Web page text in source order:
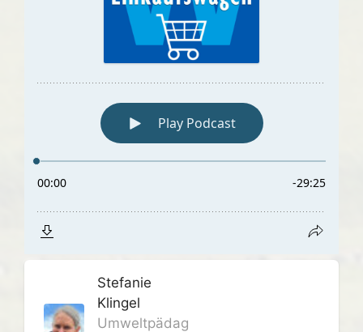
Stefanie
Klingel
Umweltpädag